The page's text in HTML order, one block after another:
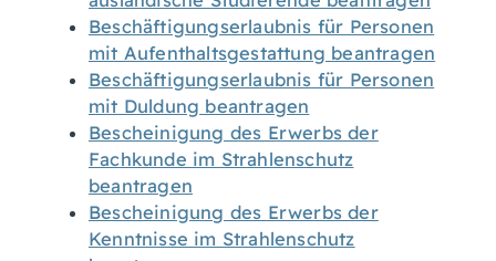
Beschäftigungserlaubnis für Personen
mit Aufenthaltsgestattung beantragen
Beschäftigungserlaubnis für Personen
mit Duldung beantragen
Bescheinigung des Erwerbs der
Fachkunde im Strahlenschutz
beantragen
Bescheinigung des Erwerbs der
Kenntnisse im Strahlenschutz